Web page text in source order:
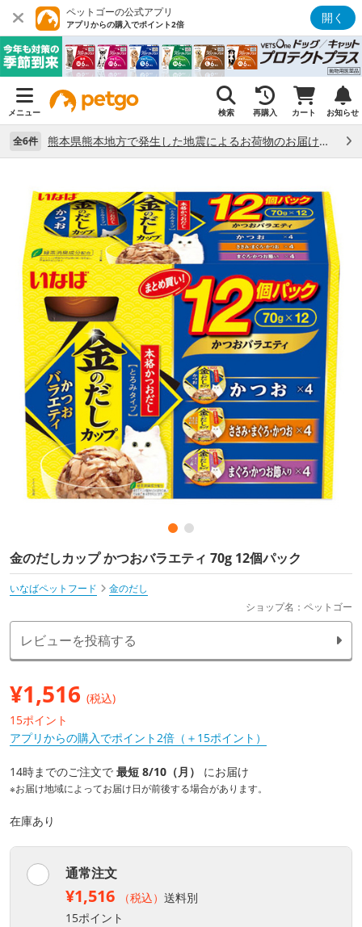
ペットゴーの公式アプリ
アプリからの購入でポイント2倍 開く
メニュー 検索 再購入 カート お知らせ
全6件 熊本県熊本地方で発生した地震によるお荷物のお届け状況について （7/28）
金のだしカップ かつおバラエティ 70g 12個パック
いなばペットフード
金のだし
ショップ名：ペットゴー
レビューを投稿する
¥1,516 (税込)
15ポイント
アプリからの購入でポイント2倍（＋15ポイント）
14時までのご注文で 最短 8/10（月） にお届け
※お届け地域によってお届け日が前後する場合があります。
在庫あり
通常注文
¥1,516 （税込） 送料別
15ポイント